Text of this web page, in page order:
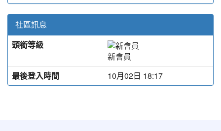
社區訊息
頭銜等級
新會員
最後登入時間
10月02日 18:17